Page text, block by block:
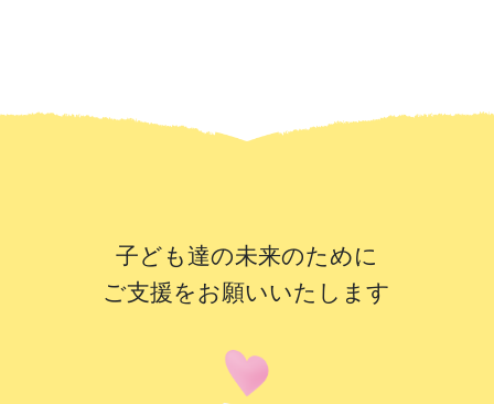
子ども達の未来のために
ご支援をお願いいたします